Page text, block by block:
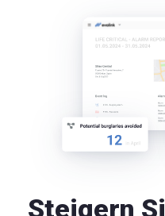
Steigern